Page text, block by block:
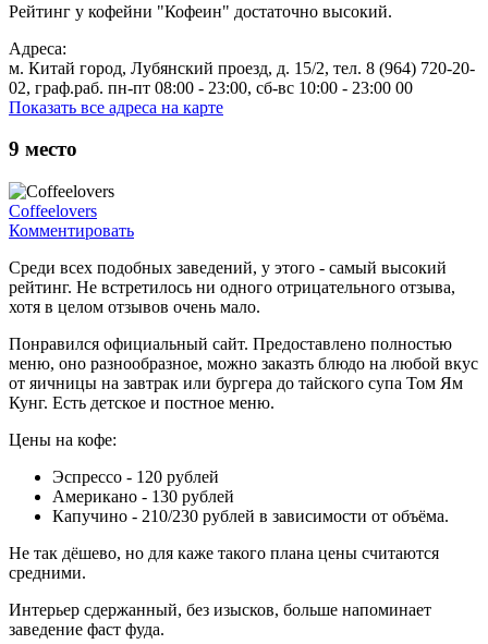
Рейтинг у кофейни "Кофеин" достаточно высокий.
Адреса:
м. Китай город, Лубянский проезд, д. 15/2, тел. 8 (964) 720-20-
02, граф.раб. пн-пт 08:00 - 23:00, сб-вс 10:00 - 23:00 00
Показать все адреса на карте
9 место
Coffeelovers
Комментировать
Среди всех подобных заведений, у этого - самый высокий
рейтинг. Не встретилось ни одного отрицательного отзыва,
хотя в целом отзывов очень мало.
Понравился официальный сайт. Предоставлено полностью
меню, оно разнообразное, можно заказть блюдо на любой вкус
от яичницы на завтрак или бургера до тайского супа Том Ям
Кунг. Есть детское и постное меню.
Цены на кофе:
Эспрессо - 120 рублей
Американо - 130 рублей
Капучино - 210/230 рублей в зависимости от объёма.
Не так дёшево, но для каже такого плана цены считаются
средними.
Интерьер сдержанный, без изысков, больше напоминает
заведение фаст фуда.